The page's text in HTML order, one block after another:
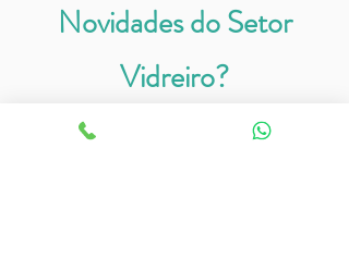
Novidades do Setor
Vidreiro?
promoções exclusivas, notícias e